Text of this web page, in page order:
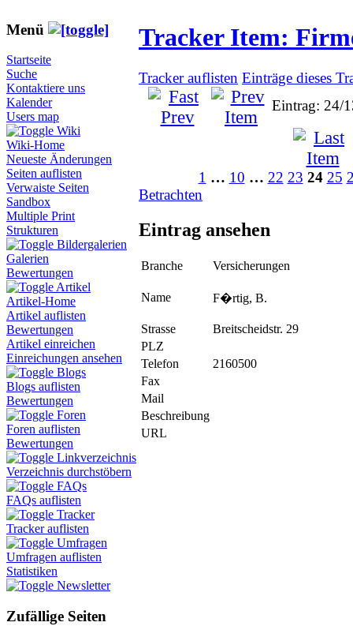
Menü
Startseite
Suche
Kontaktiere uns
Kalender
Users map
Wiki
Wiki-Home
Neueste Änderungen
Seiten auflisten
Verwaiste Seiten
Sandbox
Multiple Print
Strukturen
Bildergalerien
Galerien
Bewertungen
Artikel
Artikel-Home
Artikel auflisten
Bewertungen
Artikel einreichen
Einreichungen ansehen
Blogs
Blogs auflisten
Bewertungen
Foren
Foren auflisten
Bewertungen
Linkverzeichnis
Verzeichnis durchstöbern
FAQs
FAQs auflisten
Tracker
Tracker auflisten
Umfragen
Umfragen auflisten
Statistiken
Newsletter
Zufällige Seiten
Tracker Item:
Tracker auflisten Einträge dieses
Eintrag: 24/
1 … 10 … 22 23 24 25
Betrachten
Eintrag ansehen
Branche Versicherungen
Name F�rtig, B.
Strasse
Breitscheidstr. 29
PLZ
Telefon
2160500
Fax
Mail
Beschreibung
URL